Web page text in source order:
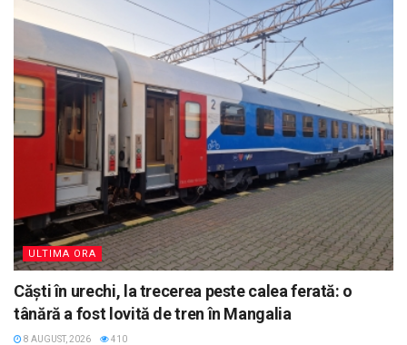
ULTIMA ORA
Căști în urechi, la trecerea peste calea ferată: o
tânără a fost lovită de tren în Mangalia
8 AUGUST, 2026 410